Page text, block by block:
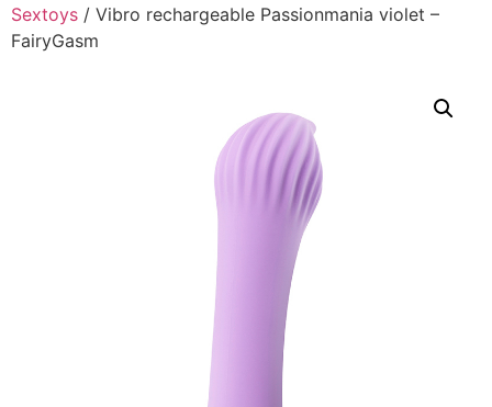
Sextoys / Vibro rechargeable Passionmania violet –
FairyGasm